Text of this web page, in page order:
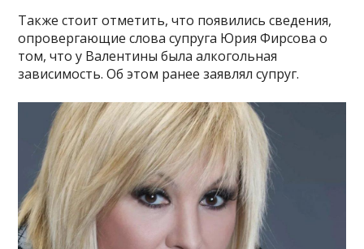
Также стоит отметить, что появились сведения,
опровергающие слова супруга Юрия Фирсова о
том, что у Валентины была алкогольная
зависимость. Об этом ранее заявлял супруг.